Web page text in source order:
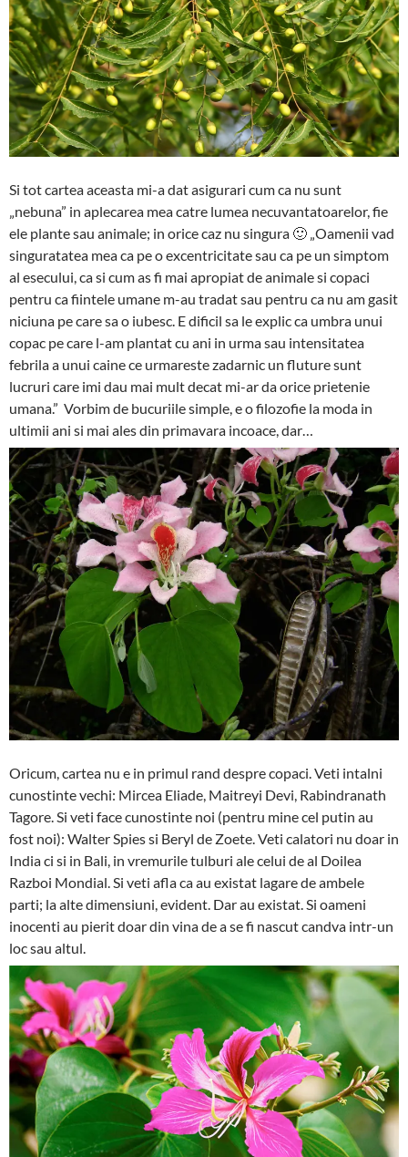
Si tot cartea aceasta mi-a dat asigurari cum ca nu sunt
„nebuna” in aplecarea mea catre lumea necuvantatoarelor, fie
ele plante sau animale; in orice caz nu singura 🙂 „Oamenii vad
singuratatea mea ca pe o excentricitate sau ca pe un simptom
al esecului, ca si cum as fi mai apropiat de animale si copaci
pentru ca fiintele umane m-au tradat sau pentru ca nu am gasit
niciuna pe care sa o iubesc. E dificil sa le explic ca umbra unui
copac pe care l-am plantat cu ani in urma sau intensitatea
febrila a unui caine ce urmareste zadarnic un fluture sunt
lucruri care imi dau mai mult decat mi-ar da orice prietenie
umana.” Vorbim de bucuriile simple, e o filozofie la moda in
ultimii ani si mai ales din primavara incoace, dar…
Oricum, cartea nu e in primul rand despre copaci. Veti intalni
cunostinte vechi: Mircea Eliade, Maitreyi Devi, Rabindranath
Tagore. Si veti face cunostinte noi (pentru mine cel putin au
fost noi): Walter Spies si Beryl de Zoete. Veti calatori nu doar in
India ci si in Bali, in vremurile tulburi ale celui de al Doilea
Razboi Mondial. Si veti afla ca au existat lagare de ambele
parti; la alte dimensiuni, evident. Dar au existat. Si oameni
inocenti au pierit doar din vina de a se fi nascut candva intr-un
loc sau altul.